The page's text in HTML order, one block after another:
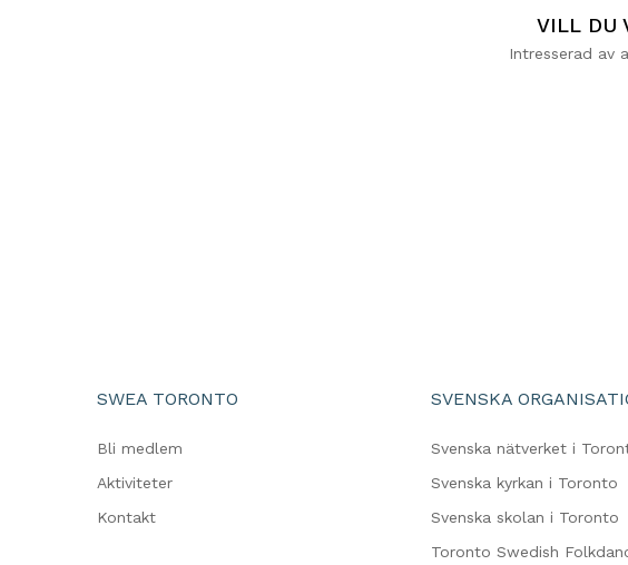
VILL DU
Intresserad av
SWEA TORONTO
Bli medlem
Aktiviteter
Kontakt
SVENSKA
Svenska nätverket i
Svenska kyrkan i Toronto
Svenska skolan i Toronto
Toronto Swedish